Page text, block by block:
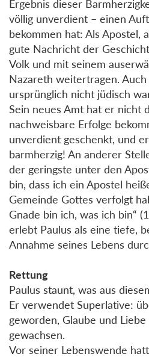
Ergebnis dieser
völlig unverdient – einen
bekommen hat: Als Apostel,
gute Nachricht der
Volk und mit seinem
Nazareth weitertragen.
ursprünglich nicht jüdisch
Sein neues Amt hat er nicht
nachweisbare Erfolge
unverdient geschenkt, und
barmherzig! An anderer
der geringste unter den
bin, dass ich ein Apostel
Gemeinde Gottes verfolgt
Gnade bin ich, was ich bin“
erlebt Paulus als eine tiefe,
Annahme seines Lebens
Rettung
Paulus staunt, was aus
Er verwendet Superlative:
geworden, Glaube und
gewachsen.
Vor seiner Lebenswende